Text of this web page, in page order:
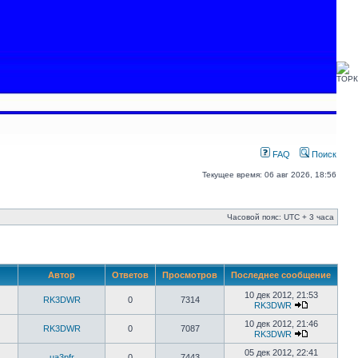
FAQ Поиск
Текущее время: 06 авг 2026, 18:56
Часовой пояс: UTC + 3 часа
Автор Ответов Просмотров Последнее сообщение
RK3DWR 0 7314
10 дек 2012, 21:53
RK3DWR
RK3DWR 0 7087
10 дек 2012, 21:46
RK3DWR
05 дек 2012, 22:41